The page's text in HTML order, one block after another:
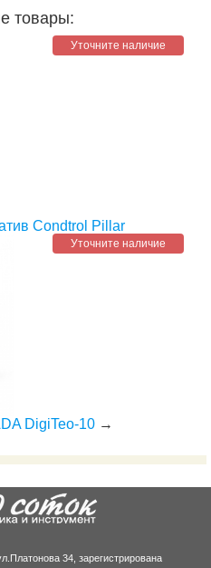
товары:
Уточните наличие
Condtrol Pillar
Уточните наличие
DigiTeo-10 →
34, зарегистрирована